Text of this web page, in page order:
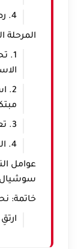
4. رصد الأداء والتحليلات
المرحلة
1.
2.
3. تعزيز علاقات العملاء وبناء الثقة
4. التدريب وتطوير الفريق
عوامل
سوشيال
خاتمة: